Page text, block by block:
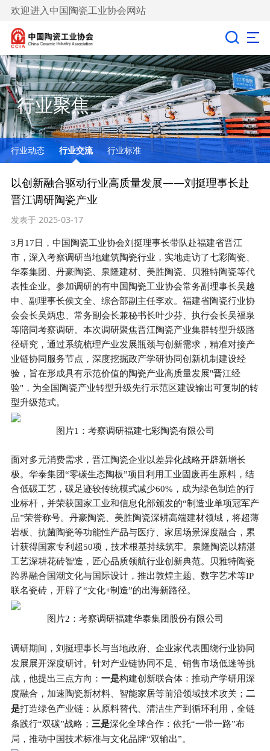
欢迎进入中国陶瓷工业协会网站
行业聚焦
行业动态 行业交流 行业标准
以创新融合驱动行业高质量发展——刘挺理事长赴
晋江调研陶瓷产业
发表于 2025-03-17
3月17日，中国陶瓷工业协会刘挺理事长带队赴福建省晋江
市，深入考察调研当地建筑陶瓷行业，实地走访了七彩陶瓷、
华泰集团、丹豪陶瓷、泉隆建材、美胜陶瓷、贝雅特陶瓷等代
表性企业。参加调研的有中国陶瓷工业协会常务副理事长吴越
申、副理事长侯文全、综合部副主任李欢。福建省陶瓷行业协
会会长吴炳忠、常务副会长兼秘书长叶少芬、执行会长吴福泉
等陪同考察调研。 本次调研聚焦晋江陶瓷产业集群转型升级路
径研究，通过系统梳理产业发展瓶颈与创新需求，精准对接产
业链协同服务节点，深度挖掘政产学研协同创新机制建设经
验，旨在形成具有示范价值的陶瓷产业高质量发展"晋江经
验"，为全国陶瓷产业转型升级先行示范区建设输出可复制的转
型升级范式。
图片1：考察调研福建七彩陶瓷有限公司
面对多元消费需求，晋江陶瓷企业以差异化战略开辟新增长
极。华泰集团“零碳生态陶板”项目利用工业固废再生原料，结
合低碳工艺，碳足迹较传统模式减少60%，成为绿色制造的行
业标杆，并荣获国家工业和信息化部颁发的“制造业单项冠军产
品”荣誉称号。丹豪陶瓷、美胜陶瓷深耕高端建材领域，将超薄
岩板、抗菌陶瓷等功能性产品与医疗、家居场景深度融合，累
计获得国家专利超50项，技术根基持续筑牢。泉隆陶瓷以精湛
工艺深耕花砖智造，匠心品质领航行业创新典范。贝雅特陶瓷
跨界融合国潮文化与国际设计，推出敦煌主题、数字艺术等IP
联名瓷砖，开辟了“文化+制造”的出海新路径。
图片2：考察调研福建华泰集团股份有限公司
调研期间，刘挺理事长与当地政府、企业家代表围绕行业协同
发展展开深度研讨。针对产业链协同不足、销售市场低迷等挑
战，他提出三点方向： 一是构建创新联合体：推动产学研用深
度融合，加速陶瓷新材料、智能家居等前沿领域技术攻关； 二
是打造绿色产业链：从原料替代、清洁生产到循环利用，全链
条践行“双碳”战略； 三是深化全球合作：依托“一带一路”布
局，推动中国技术标准与文化品牌“双输出”。